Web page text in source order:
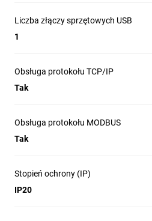
Liczba złączy sprzętowych USB
1
Obsługa protokołu TCP/IP
Tak
Obsługa protokołu MODBUS
Tak
Stopień ochrony (IP)
IP20